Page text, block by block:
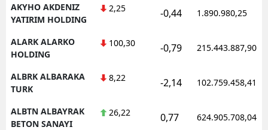
AKYHO AKDENIZ
YATIRIM HOLDING
2,25 -0,44 1.890.980,25
ALARK ALARKO
HOLDING
100,30 -0,79 215.443.887,90
ALBRK ALBARAKA
TURK
8,22 -2,14 102.759.458,41
ALBTN ALBAYRAK
BETON SANAYI
26,22 0,77 624.905.708,04